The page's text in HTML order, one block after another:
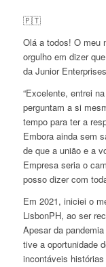
🇵🇹
Olá a todos! O meu
orgulho em dizer
da Junior
“Excelente, entrei
perguntam a si
tempo para ter a
Embora ainda sem
de que a união e a
Empresa seria o
posso dizer com
Em 2021, iniciei o
LisbonPH, ao ser
Apesar da
tive a oportunidade
incontáveis